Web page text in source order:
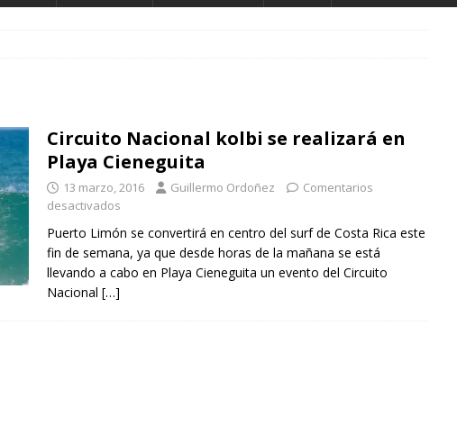
Circuito Nacional kolbi se realizará en
Playa Cieneguita
13 marzo, 2016 Guillermo Ordoñez
Comentarios
desactivados
Puerto Limón se convertirá en centro del surf de Costa Rica este
fin de semana, ya que desde horas de la mañana se está
llevando a cabo en Playa Cieneguita un evento del Circuito
Nacional […]